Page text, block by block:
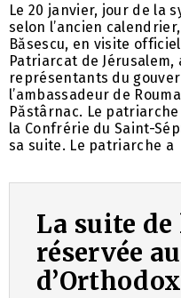
Le 20 janvier, jour de la
selon l’ancien
Băsescu, en visite
Patriarcat de Jérusalem,
représentants du
l’ambassadeur de
Păstârnac. Le
la Confrérie du Saint-
sa suite. Le patriarche a
La suite
réservée